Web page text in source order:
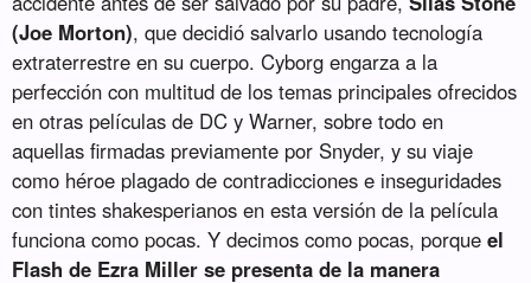
(Joe Morton), que decidió salvarlo usando tecnología
extraterrestre en su cuerpo. Cyborg engarza a la
perfección con multitud de los temas principales ofrecidos
en otras películas de DC y Warner, sobre todo en
aquellas firmadas previamente por Snyder, y su viaje
como héroe plagado de contradicciones e inseguridades
con tintes shakesperianos en esta versión de la película
funciona como pocas. Y decimos como pocas, porqueel
Flash de Ezra Miller se presenta de la manera